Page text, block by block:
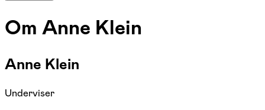
Om Anne Klein
Anne Klein
Underviser